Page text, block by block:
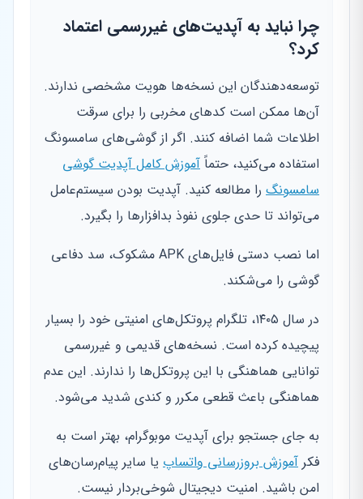
چرا نباید به آپدیت‌های غیررسمی اعتماد
کرد؟
توسعه‌دهندگان این نسخه‌ها هویت مشخصی ندارند.
آن‌ها ممکن است کدهای مخربی را برای سرقت
اطلاعات شما اضافه کنند. اگر از گوشی‌های سامسونگ
استفاده می‌کنید، حتماً آموزش کامل آپدیت گوشی
سامسونگ را مطالعه کنید. آپدیت بودن سیستم‌عامل
می‌تواند تا حدی جلوی نفوذ بدافزارها را بگیرد.
اما نصب دستی فایل‌های APK مشکوک، سد دفاعی
گوشی را می‌شکند.
در سال ۱۴۰۵، تلگرام پروتکل‌های امنیتی خود را بسیار
پیچیده کرده است. نسخه‌های قدیمی و غیررسمی
توانایی هماهنگی با این پروتکل‌ها را ندارند. این عدم
هماهنگی باعث قطعی مکرر و کندی شدید می‌شود.
به جای جستجو برای آپدیت موبوگرام، بهتر است به
فکر آموزش بروزرسانی واتساپ یا سایر پیام‌رسان‌های
امن باشید. امنیت دیجیتال شوخی‌بردار نیست.